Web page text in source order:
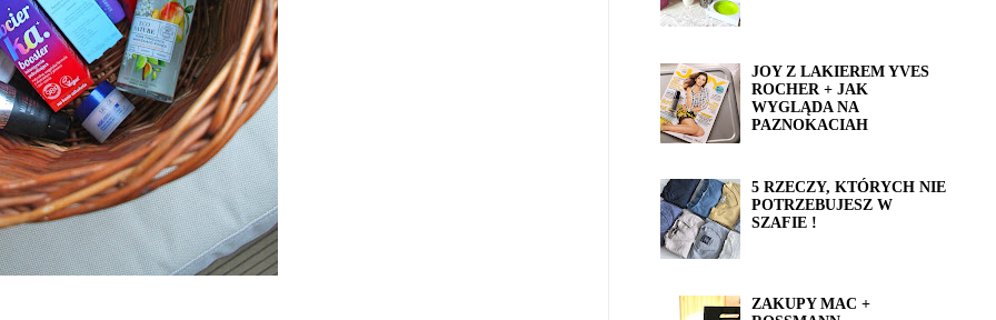
JOY Z LAKIEREM YVES
ROCHER + JAK
WYGLĄDA NA
PAZNOKACIAH
5 RZECZY, KTÓRYCH NIE
POTRZEBUJESZ W
SZAFIE !
ZAKUPY MAC +